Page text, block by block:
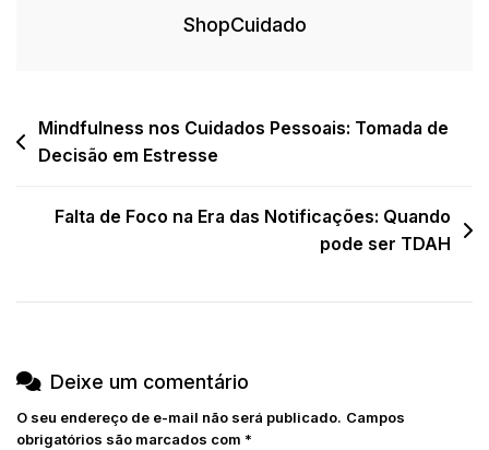
De
ShopCuidado
Navegação
de
Mindfulness nos Cuidados Pessoais: Tomada de
Decisão em Estresse
Falta de Foco na Era das Notificações: Quando
pode ser TDAH
Deixe um comentário
O seu endereço de e-mail não será publicado. Campos
obrigatórios são marcados com *